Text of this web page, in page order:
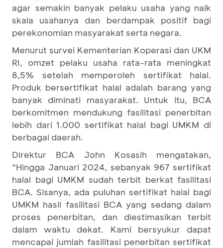
agar semakin banyak pelaku usaha yang naik
skala usahanya dan berdampak positif bagi
perekonomian masyarakat serta negara.
Menurut survei Kementerian Koperasi dan UKM
RI, omzet pelaku usaha rata-rata meningkat
8,5% setelah memperoleh sertifikat halal.
Produk bersertifikat halal adalah barang yang
banyak diminati masyarakat. Untuk itu, BCA
berkomitmen mendukung fasilitasi penerbitan
lebih dari 1.000 sertifikat halal bagi UMKM di
berbagai daerah.
Direktur BCA John Kosasih mengatakan,
“Hingga Januari 2024, sebanyak 967 sertifikat
halal bagi UMKM sudah terbit berkat fasilitasi
BCA. Sisanya, ada puluhan sertifikat halal bagi
UMKM hasil fasilitasi BCA yang sedang dalam
proses penerbitan, dan diestimasikan terbit
dalam waktu dekat. Kami bersyukur dapat
mencapai jumlah fasilitasi penerbitan sertifikat